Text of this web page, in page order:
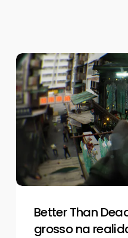
Better
Than
Dead
mete
chumbo
grosso
realidade
Better Than
grosso na